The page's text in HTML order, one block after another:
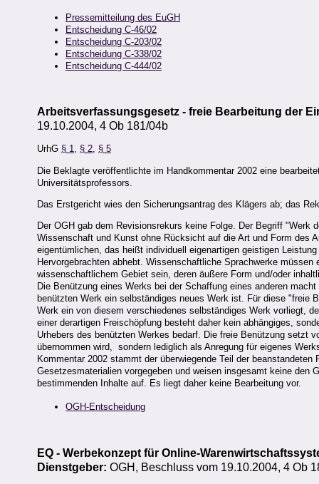
Pressemitteilung des EuGH
Entscheidung C-46/02
Entscheidung C-203/02
Entscheidung C-338/02
Entscheidung C-444/02
Arbeitsverfassungsgesetz - freie Bearbeitung der
19.10.2004, 4 Ob 181/04b
UrhG § 1, § 2, § 5
Die Beklagte veröffentlichte im Handkommentar 2002 eine
Universitätsprofessors.
Das Erstgericht wies den Sicherungsantrag des Klägers ab; das
Der OGH gab dem Revisionsrekurs keine Folge. Der Begriff
Wissenschaft und Kunst ohne Rücksicht auf die Art und Form des
eigentümlichen, das heißt individuell eigenartigen geistigen
Hervorgebrachten abhebt. Wissenschaftliche Sprachwerke
wissenschaftlichem Gebiet sein, deren äußere Form und/oder
Die Benützung eines Werks bei der Schaffung eines anderen
benützten Werk ein selbständiges neues Werk ist. Für diese "freie
Werk ein von diesem verschiedenes selbständiges Werk vorliegt,
einer derartigen Freischöpfung besteht daher kein abhängiges,
Urhebers des benützten Werkes bedarf. Die freie Benützung setzt
übernommen wird, sondern lediglich als Anregung für eigenes
Kommentar 2002 stammt der überwiegende Teil der
Gesetzesmaterialien vorgegeben und weisen insgesamt keine
bestimmenden Inhalte auf. Es liegt daher keine Bearbeitung vor.
OGH-Entscheidung
EQ - Werbekonzept für Online-
Dienstgeber: OGH, Beschluss vom 19.10.2004, 4 Ob